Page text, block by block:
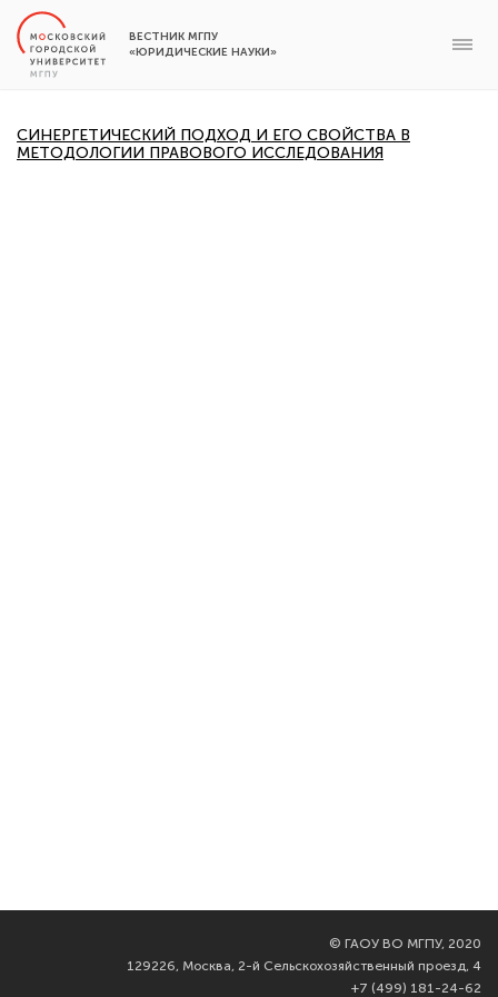
ВЕСТНИК МГПУ
«ЮРИДИЧЕСКИЕ НАУКИ»
СИНЕРГЕТИЧЕСКИЙ ПОДХОД И ЕГО СВОЙСТВА В
МЕТОДОЛОГИИ ПРАВОВОГО ИССЛЕДОВАНИЯ
© ГАОУ ВО МГПУ, 2020
129226, Москва, 2-й Сельскохозяйственный проезд, 4
+7 (499) 181-24-62